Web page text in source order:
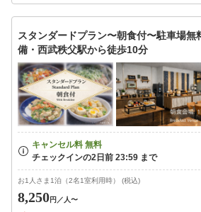
スタンダードプラン〜朝食付〜駐車場
備・西武秩父駅から徒歩10分
お1人さま1泊（2名1室利用時） (税込)
8,250円 ／人〜